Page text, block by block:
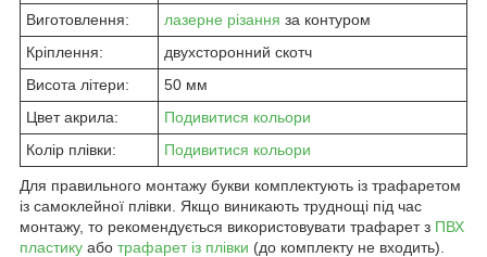
Виготовлення:
лазерне різання за контуром
Кріплення:
двухсторонний скотч
Висота літери:
50 мм
Цвет акрила:
Подивитися кольори
Колір плівки:
Подивитися кольори
Для правильного монтажу букви комплектують із трафаретом
із самоклейної плівки. Якщо виникають труднощі під час
монтажу, то рекомендується використовувати трафарет з ПВХ
пластику або трафарет із плівки (до комплекту не входить).